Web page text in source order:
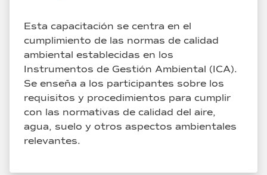
Esta capacitación se centra en el
cumplimiento de las normas de calidad
ambiental establecidas en los
Instrumentos de Gestión Ambiental (ICA).
Se enseña a los participantes sobre los
requisitos y procedimientos para cumplir
con las normativas de calidad del aire,
agua, suelo y otros aspectos ambientales
relevantes.